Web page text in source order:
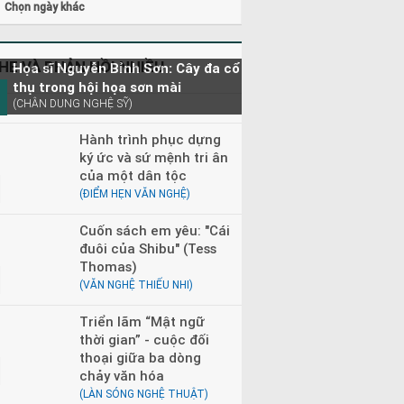
Chọn ngày khác
VÀ PHẢN HỒI NHIỀU
Họa sĩ Nguyễn Bỉnh Sơn: Cây đa cổ
thụ trong hội họa sơn mài
(CHÂN DUNG NGHỆ SỸ)
Hành trình phục dựng
ký ức và sứ mệnh tri ân
của một dân tộc
(ĐIỂM HẸN VĂN NGHỆ)
Cuốn sách em yêu: "Cái
đuôi của Shibu" (Tess
Thomas)
(VĂN NGHỆ THIẾU NHI)
Triển lãm “Mật ngữ
thời gian” - cuộc đối
thoại giữa ba dòng
chảy văn hóa
(LÀN SÓNG NGHỆ THUẬT)